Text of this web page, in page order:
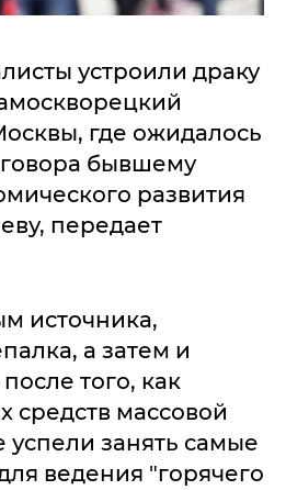
устроили драку
где ожидалось
бывшему
развития
передает
источника,
а затем и
того, как
средств массовой
занять самые
ведения "горячего